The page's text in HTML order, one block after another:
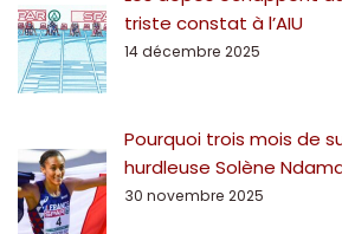
triste constat à l’AIU
14 décembre 2025
Pourquoi trois mois de
hurdleuse Solène
30 novembre 2025